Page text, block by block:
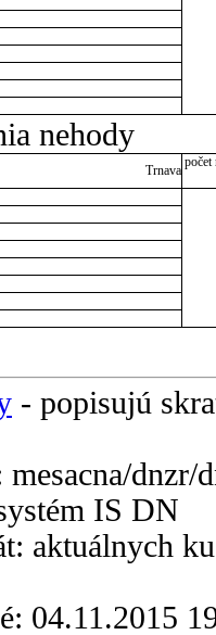
nehody
Trnava
počet
- popisujú
mesacna/dnzr/
IS DN
aktuálnych
04.11.2015